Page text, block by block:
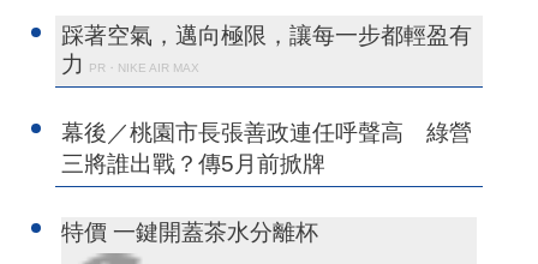
踩著空氣，邁向極限，讓每一步都輕盈有
力
PR・NIKE AIR MAX
幕後／桃園市長張善政連任呼聲高 綠營
三將誰出戰？傳5月前掀牌
特價 一鍵開蓋茶水分離杯